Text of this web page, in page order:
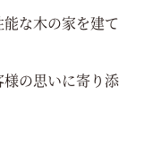
な木の家を建て
の思いに寄り添